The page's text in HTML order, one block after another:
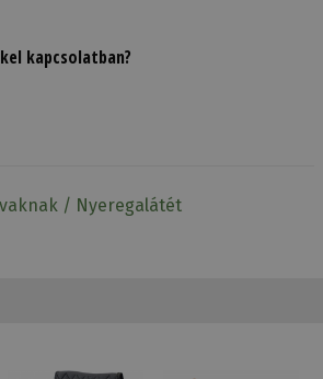
kapcsolatban?
/ Nyeregalátét